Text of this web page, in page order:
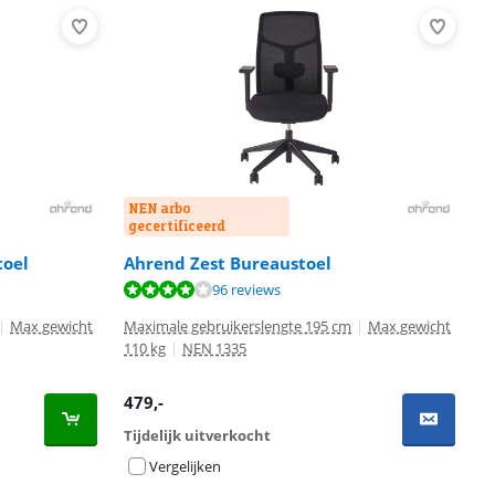
| Max gewicht
NEN arbo
gecertificeerd
Ahrend Zest Bureaustoel
96 reviews
Maximale gebruikerslengte 195 cm | Max gewicht
110 kg | NEN 1335
479,-
Tijdelijk uitverkocht
Vergelijken